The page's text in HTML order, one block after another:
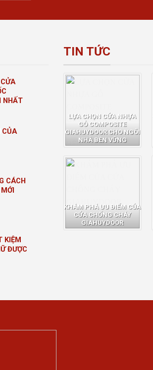
NHẤT
CỦA
CÁCH
KIỆM
ĐƯỢC
TIN TỨC
LỰA CHỌN CỬA NHỰA
GỖ COMPOSITE
GIAHUYDOOR CHO NGÔI
NHÀ BỀN VỮNG
KHÁM PHÁ ƯU ĐIỂM CỦA
CỬA CHỐNG CHÁY
GIAHUYDOOR